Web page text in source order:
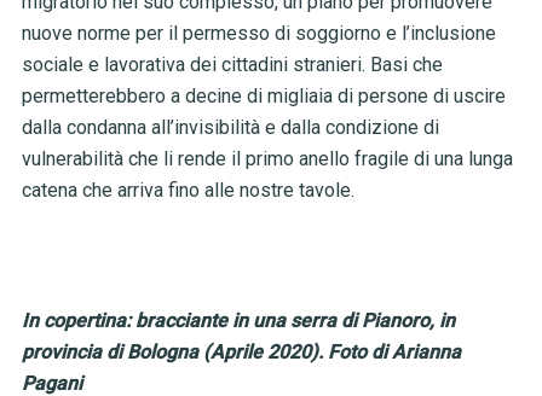
nuove norme per il permesso di soggiorno e l’inclusione
sociale e lavorativa dei cittadini stranieri. Basi che
permetterebbero a decine di migliaia di persone di uscire
dalla condanna all’invisibilità e dalla condizione di
vulnerabilità che li rende il primo anello fragile di una lunga
catena che arriva fino alle nostre tavole.
In copertina: bracciante in una serra di Pianoro, in
provincia di Bologna (Aprile 2020). Foto di Arianna
Pagani